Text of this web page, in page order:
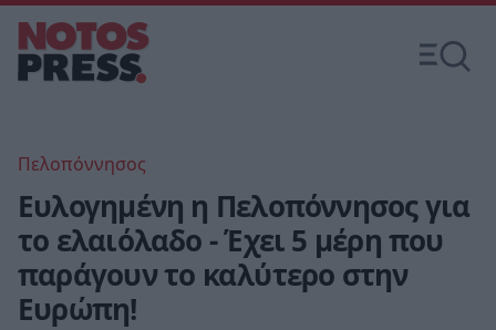
Πελοπόννησος
Ευλογημένη η Πελοπόννησος για
το ελαιόλαδο - Έχει 5 μέρη που
παράγουν το καλύτερο στην
Ευρώπη!